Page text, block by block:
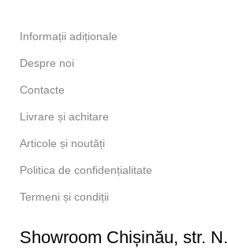
Informații adiționale
Despre noi
Contacte
Livrare și achitare
Articole și noutăți
Politica de confidențialitate
Termeni și condiții
Showroom Chișinău, str. N.